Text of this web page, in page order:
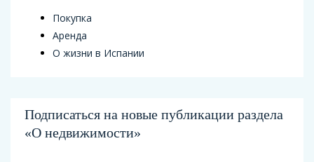
Покупка
Аренда
О жизни в Испании
Подписаться на новые публикации раздела
«О недвижимости»